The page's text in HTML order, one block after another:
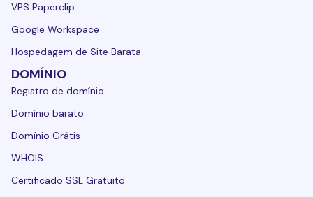
VPS Paperclip
Google Workspace
Hospedagem de Site Barata
DOMÍNIO
Registro de domínio
Domínio barato
Domínio Grátis
WHOIS
Certificado SSL Gratuito